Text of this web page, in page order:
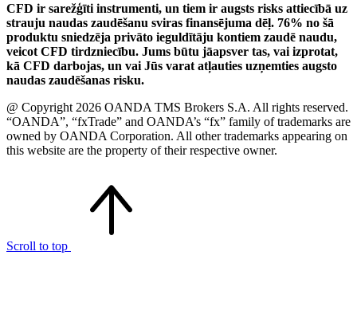
CFD ir sarežģīti instrumenti, un tiem ir augsts risks attiecībā uz
strauju naudas zaudēšanu sviras finansējuma dēļ. 76% no šā
produktu sniedzēja privāto ieguldītāju kontiem zaudē naudu,
veicot CFD tirdzniecību. Jums būtu jāapsver tas, vai izprotat,
kā CFD darbojas, un vai Jūs varat atļauties uzņemties augsto
naudas zaudēšanas risku.
@ Copyright 2026 OANDA TMS Brokers S.A. All rights reserved.
“OANDA”, “fxTrade” and OANDA’s “fx” family of trademarks are
owned by OANDA Corporation. All other trademarks appearing on
this website are the property of their respective owner.
Scroll to top